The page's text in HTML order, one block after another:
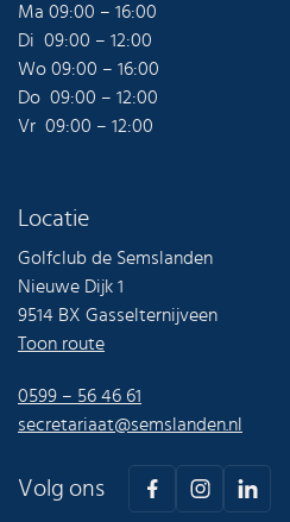
Ma 09:00 – 16:00
Di 09:00 – 12:00
Wo 09:00 – 16:00
Do 09:00 – 12:00
Vr 09:00 – 12:00
Locatie
Golfclub de Semslanden
Nieuwe Dijk 1
9514 BX Gasselternijveen
Toon route
0599 – 56 46 61
secretariaat@semslanden.nl
Volg ons